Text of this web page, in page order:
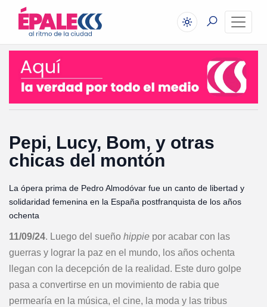
Pepi, Lucy, Bom, y otras
chicas del montón
La ópera prima de Pedro Almodóvar fue un canto de libertad y
solidaridad femenina en la España postfranquista de los años
ochenta
11/09/24. Luego del sueño hippie por acabar con las
guerras y lograr la paz en el mundo, los años ochenta
llegan con la decepción de la realidad. Este duro golpe
pasa a convertirse en un movimiento de rabia que
permearía en la música, el cine, la moda y las tribus